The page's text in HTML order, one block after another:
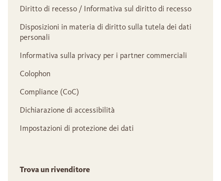
Diritto di recesso / Informativa sul diritto di recesso
Disposizioni in materia di diritto sulla tutela dei dati
personali
Informativa sulla privacy per i partner commerciali
Colophon
Compliance (CoC)
Dichiarazione di accessibilità
Impostazioni di protezione dei dati
Trova un rivenditore